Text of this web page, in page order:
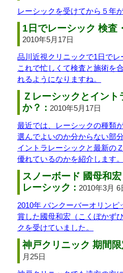
レーシックを受けてから５年
1日でレーシック 検査
2010年5月17日
品川近視クリニックで1日で
これで忙しくて検査と施術を
れるようになりますね。
Ｚレーシックとイン
か？ : 2010年5月17日
最近では、レーシックの種類
選んでよいのか分からない部
イントラレーシックと最新の
優れているのかを紹介します
スノーボード 國母和
レーシック : 2010年3月 6
2010年 バンクーバーオリン
賞した國母和宏（こくぼかず
クを受けていました。
神戸クリニック 期間
月25日